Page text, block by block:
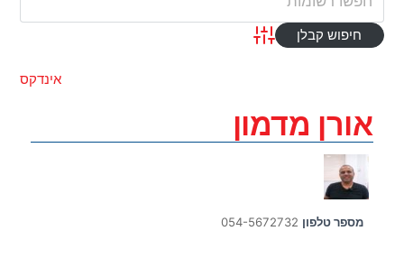
Advanced Search
אינדקס
אורן מדמון
מספר טלפון 054-5672732